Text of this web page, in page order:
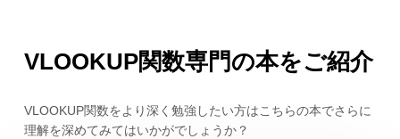
VLOOKUP関数専門の本をご紹介
VLOOKUP関数をより深く勉強したい方はこちらの本でさらに
理解を深めてみてはいかがでしょうか？